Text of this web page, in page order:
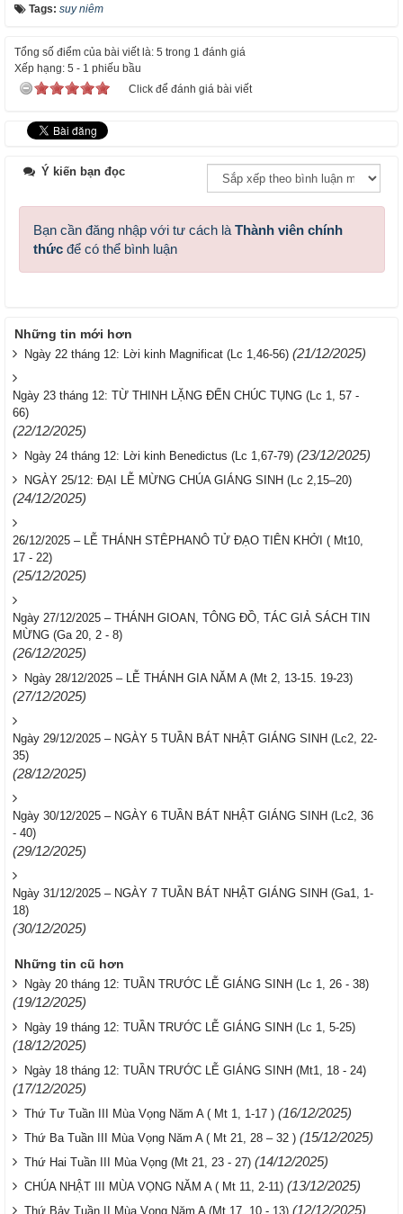
Tags: suy niêm
Tổng số điểm của bài viết là: 5 trong 1 đánh giá
Xếp hạng: 5 - 1 phiếu bầu
Click để đánh giá bài viết
Ý kiến bạn đọc
Bạn cần đăng nhập với tư cách là Thành viên chính
thức để có thể bình luận
Những tin mới hơn
Ngày 22 tháng 12: Lời kinh Magnificat (Lc 1,46-56) (21/12/2025)
Ngày 23 tháng 12: TỪ THINH LẶNG ĐẾN CHÚC TỤNG (Lc 1, 57 -
66)
(22/12/2025)
Ngày 24 tháng 12: Lời kinh Benedictus (Lc 1,67-79) (23/12/2025)
NGÀY 25/12: ĐẠI LỄ MỪNG CHÚA GIÁNG SINH (Lc 2,15–20)
(24/12/2025)
26/12/2025 – LỄ THÁNH STÊPHANÔ TỬ ĐẠO TIÊN KHỞI ( Mt10,
17 - 22)
(25/12/2025)
Ngày 27/12/2025 – THÁNH GIOAN, TÔNG ĐỒ, TÁC GIẢ SÁCH TIN
MỪNG (Ga 20, 2 - 8)
(26/12/2025)
Ngày 28/12/2025 – LỄ THÁNH GIA NĂM A (Mt 2, 13-15. 19-23)
(27/12/2025)
Ngày 29/12/2025 – NGÀY 5 TUẦN BÁT NHẬT GIÁNG SINH (Lc2, 22-
35)
(28/12/2025)
Ngày 30/12/2025 – NGÀY 6 TUẦN BÁT NHẬT GIÁNG SINH (Lc2, 36
- 40)
(29/12/2025)
Ngày 31/12/2025 – NGÀY 7 TUẦN BÁT NHẬT GIÁNG SINH (Ga1, 1-
18)
(30/12/2025)
Những tin cũ hơn
Ngày 20 tháng 12: TUẦN TRƯỚC LỄ GIÁNG SINH (Lc 1, 26 - 38)
(19/12/2025)
Ngày 19 tháng 12: TUẦN TRƯỚC LỄ GIÁNG SINH (Lc 1, 5-25)
(18/12/2025)
Ngày 18 tháng 12: TUẦN TRƯỚC LỄ GIÁNG SINH (Mt1, 18 - 24)
(17/12/2025)
Thứ Tư Tuần III Mùa Vọng Năm A ( Mt 1, 1-17 ) (16/12/2025)
Thứ Ba Tuần III Mùa Vọng Năm A ( Mt 21, 28 – 32 ) (15/12/2025)
Thứ Hai Tuần III Mùa Vọng (Mt 21, 23 - 27) (14/12/2025)
CHÚA NHẬT III MÙA VỌNG NĂM A ( Mt 11, 2-11) (13/12/2025)
Thứ Bảy Tuần II Mùa Vọng Năm A (Mt 17, 10 - 13) (12/12/2025)